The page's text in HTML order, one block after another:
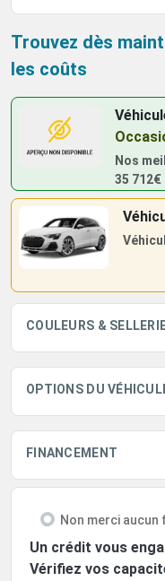
Trouvez dès
les coûts
Nos
35 712€
COULEURS &
OPTIONS DU
FINANCEMENT
Non merci aucun
Un crédit vous
Vérifiez vos